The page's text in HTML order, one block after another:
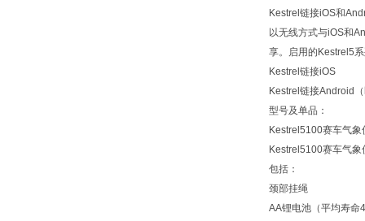
Kestrel链接iOS和
以无线方式与iOS和
享。启用的Kestrel5
Kestrel链接iOS
Kestrel链接Android
型号及单品：
Kestrel5100赛车气
Kestrel5100赛车气
包括：
颈部挂绳
AA锂电池（平均寿命